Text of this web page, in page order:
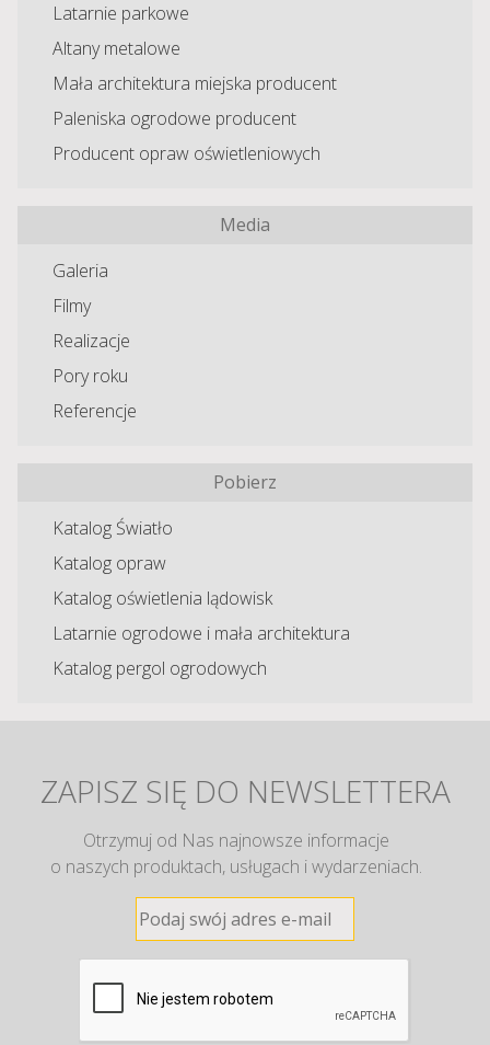
Latarnie parkowe
Altany metalowe
Mała architektura miejska producent
Paleniska ogrodowe producent
Producent opraw oświetleniowych
Media
Galeria
Filmy
Realizacje
Pory roku
Referencje
Pobierz
Katalog Światło
Katalog opraw
Katalog oświetlenia lądowisk
Latarnie ogrodowe i mała architektura
Katalog pergol ogrodowych
ZAPISZ SIĘ DO NEWSLETTERA
Otrzymuj od Nas najnowsze informacje
o naszych produktach, usługach i wydarzeniach.